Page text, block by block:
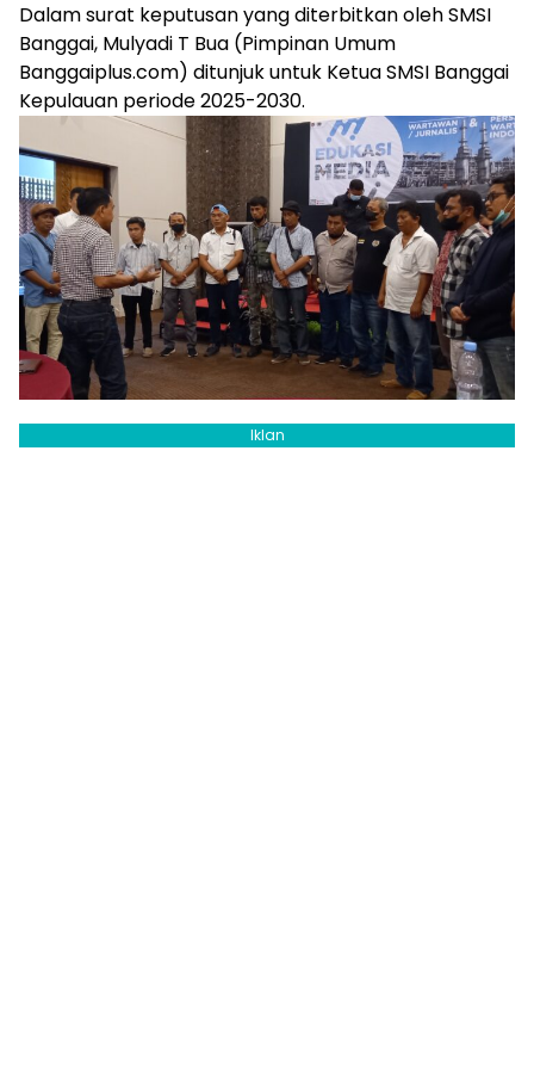
Dalam surat keputusan yang diterbitkan oleh SMSI
Banggai, Mulyadi T Bua (Pimpinan Umum
Banggaiplus.com) ditunjuk untuk Ketua SMSI Banggai
Kepulauan periode 2025-2030.
Iklan